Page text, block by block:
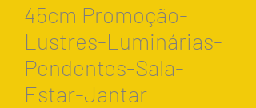
45cm Promoção-
Lustres-Luminárias-
Pendentes-Sala-
Estar-Jantar